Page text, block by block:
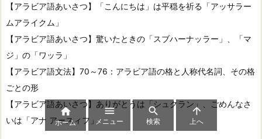
【アラビア語あいさつ】「こんにちは」は平穏を祈る「アッサラー
ムアライクム」
【アラビア語あいさつ】驚いたときの「スブハーナッラー」、「マ
ジ」の「ワッラ」
【アラビア語文法】70～76：アラビア語の格と人称代名詞、その格
ごとの形
【アラビア語あいさつ】ありがとうは「シュクラン」、ごめんなさ
いは「アナ アースィフ」

ホーム

メニュー

検索

上へ